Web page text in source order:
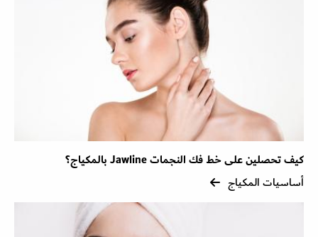
كيف تحصلين على خط فك النجمات Jawline بالمكياج؟
أساسيات المكياج